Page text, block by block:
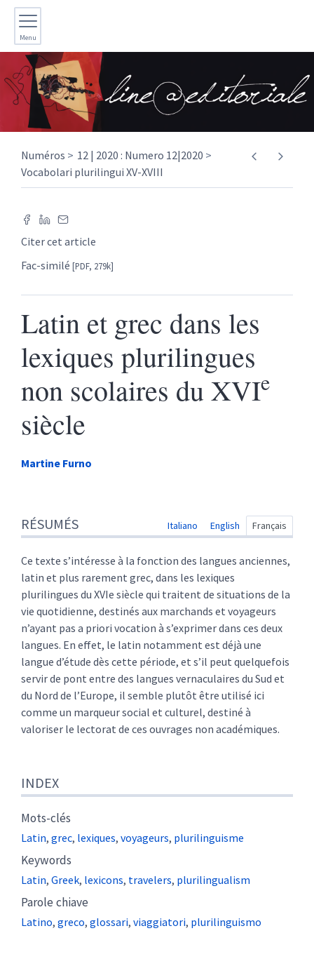
Menu
Numéros
12 | 2020 : Numero 12|2020
Vocabolari plurilingui XV-XVIII
Citer cet article
Fac-similé [PDF, 279k]
Latin et grec dans les
lexiques plurilingues
non scolaires du XVIe
siècle
Martine Furno
Index
Plan
Texte
Note de fin
Citer cet article
Auteur
RÉSUMÉS Italiano English Français
Ce texte s’intéresse à la fonction des langues anciennes,
latin et plus rarement grec, dans les lexiques
plurilingues du XVIe siècle qui traitent de situations de la
vie quotidienne, destinés aux marchands et voyageurs
n’ayant pas a priori vocation à s’exprimer dans ces deux
langues. En effet, le latin notamment est déjà une
langue d’étude dès cette période, et s’il peut quelquefois
servir de pont entre des langues vernaculaires du Sud et
du Nord de l’Europe, il semble plutôt être utilisé ici
comme un marqueur social et culturel, destiné à
valoriser le lectorat de ces ouvrages non académiques.
INDEX
Mots-clés
Latin, grec, lexiques, voyageurs, plurilinguisme
Keywords
Latin, Greek, lexicons, travelers, plurilingualism
Parole chiave
Latino, greco, glossari, viaggiatori, plurilinguismo